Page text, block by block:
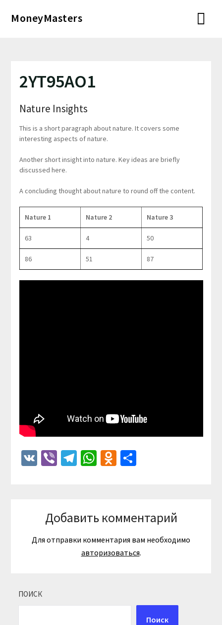
MoneyMasters
2YT95AO1
Nature Insights
This is a short paragraph about nature. It covers some
interesting aspects of nature.
Another short insight into nature. Key ideas are briefly
discussed here.
A concluding thought about nature to round off the content.
Nature 1 Nature 2 Nature 3
63 4 50
86 51 87
VKViberTelegram
WhatsApp
Odnoklassniki
Отправить
Добавить комментарий
Для отправки комментария вам необходимо
авторизоваться.
ПОИСК
Поиск